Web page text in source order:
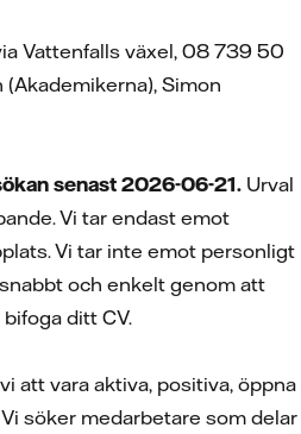
Vattenfalls växel, 08 739 50
Simon
senast 2026-06-21. Urval
Vi tar endast emot
Vi tar inte emot personligt
och enkelt genom att
ditt CV.
att vara aktiva, positiva, öppna
söker medarbetare som delar